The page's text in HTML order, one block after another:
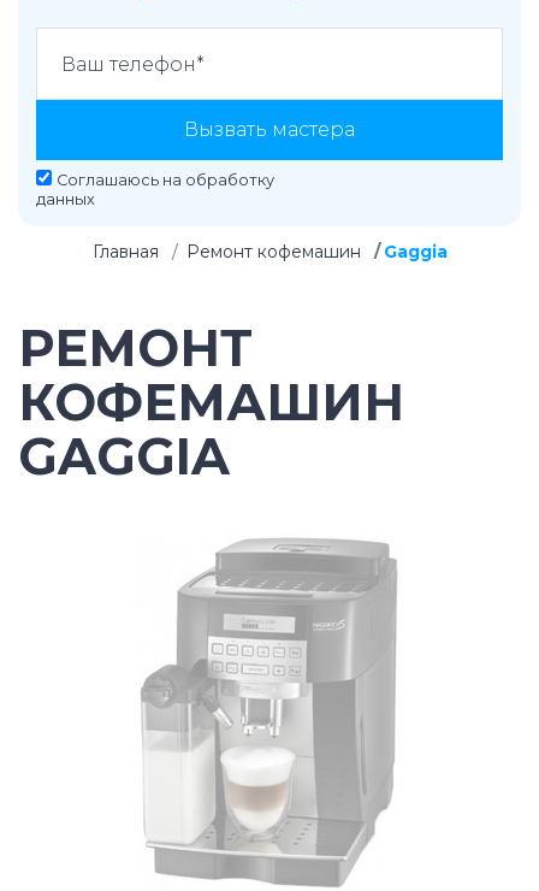
Вызвать мастера
Соглашаюсь на обработку
данных
Главная Ремонт кофемашин Gaggia
РЕМОНТ
КОФЕМАШИН
GAGGIA